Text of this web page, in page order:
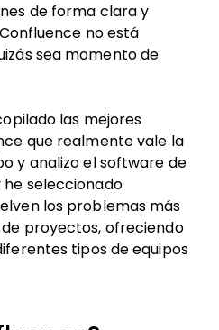
de forma clara y
no está
sea momento de
las mejores
que realmente vale la
y analizo el software de
seleccionado
los problemas más
proyectos, ofreciendo
tipos de equipos